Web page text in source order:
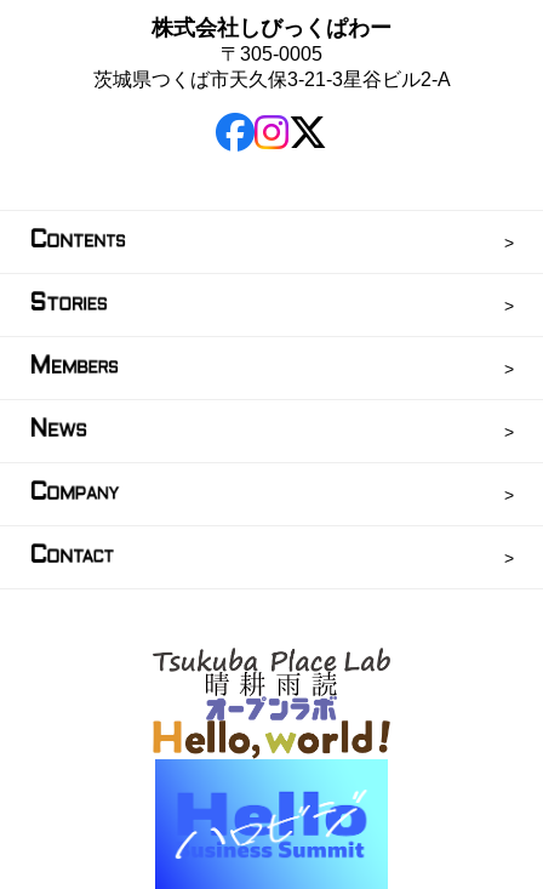
株式会社しびっくぱわー
〒305-0005
茨城県つくば市天久保3-21-3星谷ビル2-A
CONTENTS
STORIES
M EMBERS
N EWS
COMPANY
CONTACT